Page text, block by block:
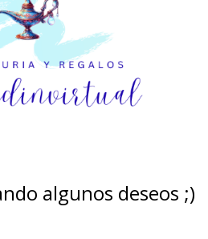
algunos deseos ;)